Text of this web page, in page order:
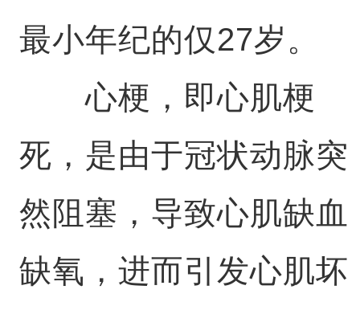
最小年纪的仅27岁。
心梗，即心肌梗
死，是由于冠状动脉突
然阻塞，导致心肌缺血
缺氧，进而引发心肌坏